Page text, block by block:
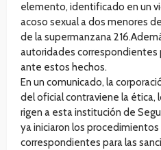
elemento, identificado en un
acoso sexual a dos menores
de la supermanzana
autoridades correspondientes
ante estos hechos.
En un comunicado, la
del oficial contraviene la ética,
rigen a esta institución de
ya iniciaron los
correspondientes para las